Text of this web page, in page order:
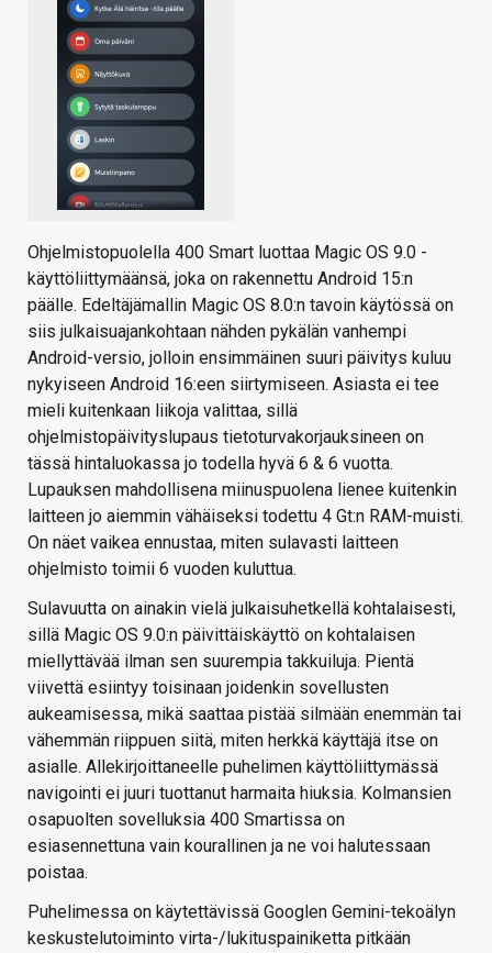
Ohjelmistopuolella 400 Smart luottaa Magic OS 9.0 -
käyttöliittymäänsä, joka on rakennettu Android 15:n
päälle. Edeltäjämallin Magic OS 8.0:n tavoin käytössä on
siis julkaisuajankohtaan nähden pykälän vanhempi
Android-versio, jolloin ensimmäinen suuri päivitys kuluu
nykyiseen Android 16:een siirtymiseen. Asiasta ei tee
mieli kuitenkaan liikoja valittaa, sillä
ohjelmistopäivityslupaus tietoturvakorjauksineen on
tässä hintaluokassa jo todella hyvä 6 & 6 vuotta.
Lupauksen mahdollisena miinuspuolena lienee kuitenkin
laitteen jo aiemmin vähäiseksi todettu 4 Gt:n RAM-muisti.
On näet vaikea ennustaa, miten sulavasti laitteen
ohjelmisto toimii 6 vuoden kuluttua.
Sulavuutta on ainakin vielä julkaisuhetkellä kohtalaisesti,
sillä Magic OS 9.0:n päivittäiskäyttö on kohtalaisen
miellyttävää ilman sen suurempia takkuiluja. Pientä
viivettä esiintyy toisinaan joidenkin sovellusten
aukeamisessa, mikä saattaa pistää silmään enemmän tai
vähemmän riippuen siitä, miten herkkä käyttäjä itse on
asialle. Allekirjoittaneelle puhelimen käyttöliittymässä
navigointi ei juuri tuottanut harmaita hiuksia. Kolmansien
osapuolten sovelluksia 400 Smartissa on
esiasennettuna vain kourallinen ja ne voi halutessaan
poistaa.
Puhelimessa on käytettävissä Googlen Gemini-tekoälyn
keskustelutoiminto virta-/lukituspainiketta pitkään